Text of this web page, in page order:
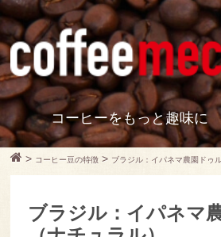
コーヒーをもっと趣味に
> コーヒー豆の特徴 > ブラジル：イパネマ農園ドゥ
ブラジル：イパネマ